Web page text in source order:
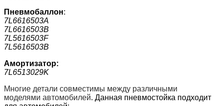
Пневмобаллон:
7L6616503A
7L6616503B
7L5616503F
7L5616503B
Амортизатор:
7L6513029K
Многие детали совместимы между различными
моделями автомобилей. Данная пневмостойка подходит